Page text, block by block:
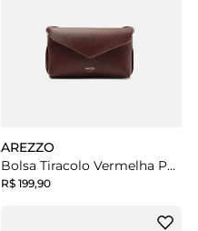
AREZZO
Bolsa Tiracolo Vermelha Pequena Envelope
R$ 199,90